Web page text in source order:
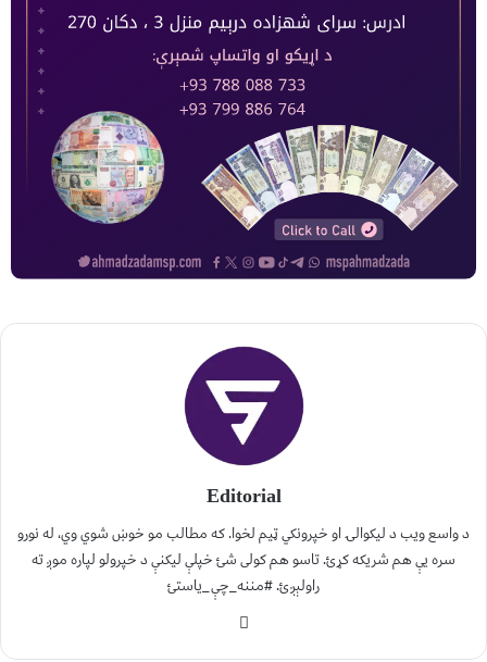
Editorial
د واسع ویب د لیکوالۍ او خپرونکي ټیم لخوا. که مطالب مو خوښ شوي وي، له نورو
سره یې هم شریکه کړئ. تاسو هم کولی شئ خپلې لیکنې د خپرولو لپاره موږ ته
راولېږئ. #مننه_چې_یاستئ